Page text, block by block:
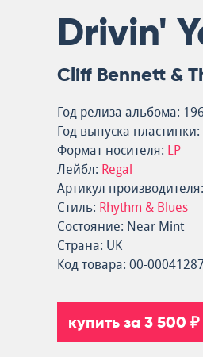
Drivin'
Cliff Bennett &
Год релиза альбома:
Год выпуска пластинки:
Формат носителя: LP
Лейбл: Regal
Артикул
Стиль: Rhythm & Blues
Состояние: Near Mint
Страна: UK
Код товара: 00-00041287
купить за 3 500 ₽